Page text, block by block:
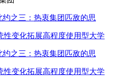
约之三：热衷集团匹敌的思
性变化拓展高程度使用型大学
约之三：热衷集团匹敌的思
性变化拓展高程度使用型大学